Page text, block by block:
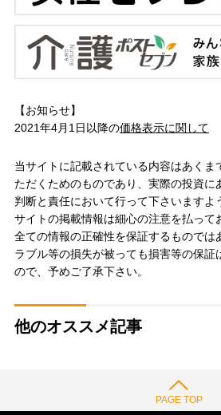
【お知らせ】
2021年4月1日以降の価格表示に関して
当サイトに記載されている内容はあくま
ただくためのものであり、実際の投資に
判断と責任において行って下さいますよ
サイトの掲載情報は細心の注意を払って
全ての情報の正確性を保証するものでは
ラブル等の損失が被っても損害等の保証
ので、予めご了承下さい。
他のオススメ記事
PAGE TOP